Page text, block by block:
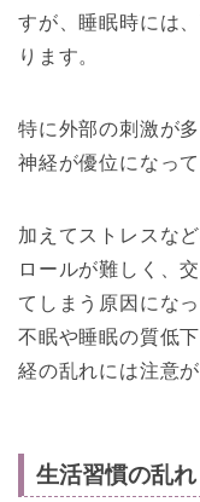
すが、睡眠時には
ります。
特に外部の刺激が
神経が優位になって
加えてストレスな
ロールが難しく、
てしまう原因にな
不眠や睡眠の質低
経の乱れには注意が
生活習慣の乱れ